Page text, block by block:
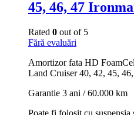
45, 46, 47
Rated 0 out of 5
Fără evaluări
Amortizor fata HD
Land Cruiser 40, 42, 45,
Garantie 3 ani / 60.000 km
Poate fi folosit cu suspensia